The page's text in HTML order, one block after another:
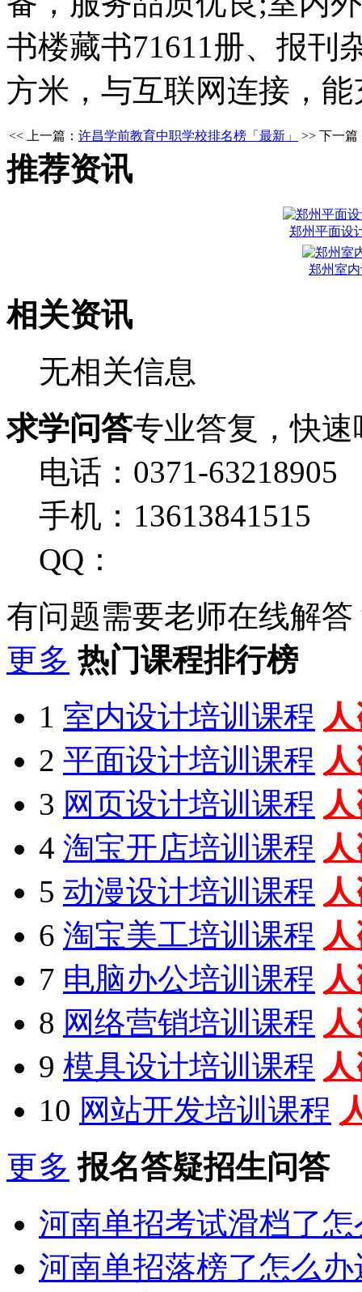
书楼藏书71611册、报刊
方米，与互联网连接，
<< 上一篇： 许昌学前教育中职学校排名榜「最新」 >> 下一篇
推荐资讯
郑州平面设
郑州室
相关资讯
无相关信息
求学问答专业答复，快速
电话：0371-63218905
手机：13613841515
QQ：
有问题需要老师在线解答
更多 热门课程排行榜
1 室内设计培训课程
2 平面设计培训课程
3 网页设计培训课程
4 淘宝开店培训课程
5 动漫设计培训课程
6 淘宝美工培训课程
7 电脑办公培训课程
8 网络营销培训课程
9 模具设计培训课程
10 网站开发培训课程
更多 报名答疑招生问答
河南单招考试滑档了
河南单招落榜了怎么